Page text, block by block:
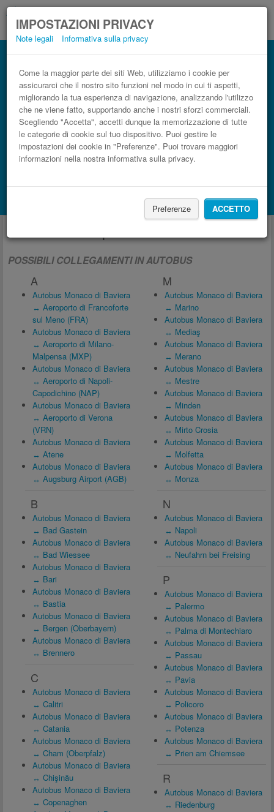
IMPOSTAZIONI PRIVACY
Note legali Informativa sulla privacy
Come la maggior parte dei siti Web, utilizziamo i cookie per
assicurarci che il nostro sito funzioni nel modo in cui ti aspetti,
migliorando la tua esperienza di navigazione, analizzando l'utilizzo
che ne viene fatto, supportando anche i nostri sforzi commerciali.
Scegliendo "Accetta", accetti dunque la memorizzazione di tutte
le categorie di cookie sul tuo dispositivo. Puoi gestire le
impostazioni dei cookie in "Preferenze". Puoi trovare maggiori
informazioni nella nostra informativa sulla privacy.
Preferenze ACCETTO
CERCA LE CORSE
Treno
BlaBlaCar
Mostra alloggi disponibili con Booking.com
POSSIBILI COLLEGAMENTI IN AUTOBUS
A
Autobus Monaco di Baviera
↔ Aeroporto di Francoforte
sul Meno (FRA)
Autobus Monaco di Baviera
↔ Aeroporto di Milano-
Malpensa (MXP)
Autobus Monaco di Baviera
↔ Aeroporto di Napoli-
Capodichino (NAP)
Autobus Monaco di Baviera
↔ Aeroporto di Verona
(VRN)
Autobus Monaco di Baviera
↔ Atene
Autobus Monaco di Baviera
↔ Augsburg Airport (AGB)
B
Autobus Monaco di Baviera
↔ Bad Gastein
Autobus Monaco di Baviera
↔ Bad Wiessee
Autobus Monaco di Baviera
↔ Bari
Autobus Monaco di Baviera
↔ Bastia
Autobus Monaco di Baviera
↔ Bergen (Oberbayern)
Autobus Monaco di Baviera
↔ Brennero
C
Autobus Monaco di Baviera
↔ Calitri
Autobus Monaco di Baviera
↔ Catania
Autobus Monaco di Baviera
↔ Cham (Oberpfalz)
Autobus Monaco di Baviera
↔ Chişinău
Autobus Monaco di Baviera
↔ Copenaghen
M
Autobus Monaco di Baviera
↔ Marino
Autobus Monaco di Baviera
↔ Mediaş
Autobus Monaco di Baviera
↔ Merano
Autobus Monaco di Baviera
↔ Mestre
Autobus Monaco di Baviera
↔ Minden
Autobus Monaco di Baviera
↔ Mirto Crosia
Autobus Monaco di Baviera
↔ Molfetta
Autobus Monaco di Baviera
↔ Monza
N
Autobus Monaco di Baviera
↔ Napoli
Autobus Monaco di Baviera
↔ Neufahrn bei Freising
P
Autobus Monaco di Baviera
↔ Palermo
Autobus Monaco di Baviera
↔ Palma di Montechiaro
Autobus Monaco di Baviera
↔ Passau
Autobus Monaco di Baviera
↔ Pavia
Autobus Monaco di Baviera
↔ Policoro
Autobus Monaco di Baviera
↔ Potenza
Autobus Monaco di Baviera
↔ Prien am Chiemsee
R
Autobus Monaco di Baviera
↔ Riedenburg